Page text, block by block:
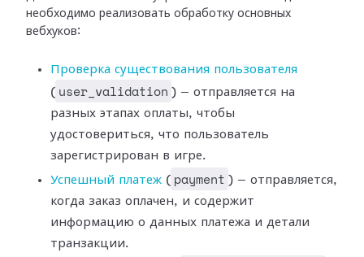
необходимо реализовать обработку основных
вебхуков:
Проверка существования пользователя
( user_validation ) — отправляется на
разных этапах оплаты, чтобы
удостовериться, что пользователь
зарегистрирован в игре.
Успешный платеж ( payment ) — отправляется,
когда заказ оплачен, и содержит
информацию о данных платежа и детали
транзакции.